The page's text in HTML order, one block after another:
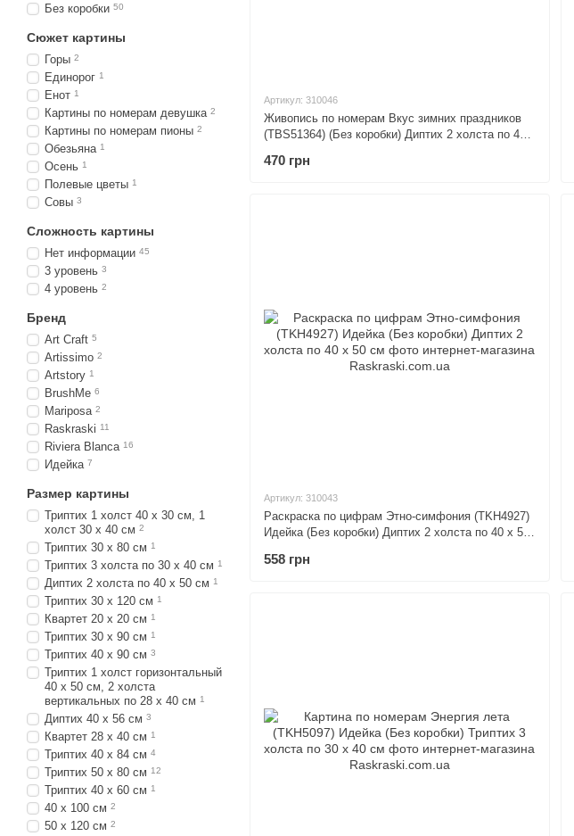
Артикул: 310046
Живопись по номерам Вкус зимних праздников
(TBS51364) (Без коробки) Диптих 2 холста по 40
470 грн
Артикул: 310043
Раскраска по цифрам Этно-симфония (TKH4927)
Идейка (Без коробки) Диптих 2 холста по 40 х 50
558 грн
Без коробки 50
Сюжет картины
Горы 2
Единорог 1
Енот 1
Картины по номерам девушка 2
Картины по номерам пионы 2
Обезьяна 1
Осень 1
Полевые цветы 1
Совы 3
Сложность картины
Нет информации 45
3 уровень 3
4 уровень 2
Бренд
Art Craft 5
Artissimo 2
Artstory 1
BrushMe 6
Mariposa 2
Raskraski 11
Riviera Blanca 16
Идейка 7
Размер картины
Триптих 1 холст 40 х 30 см, 1
холст 30 х 40 см 2
Триптих 30 х 80 см 1
Триптих 3 холста по 30 х 40 см 1
Диптих 2 холста по 40 х 50 см 1
Триптих 30 х 120 см 1
Квартет 20 х 20 см 1
Триптих 30 х 90 см 1
Триптих 40 х 90 см 3
Триптих 1 холст горизонтальный
40 х 50 см, 2 холста
вертикальных по 28 х 40 см 1
Диптих 40 х 56 см 3
Квартет 28 х 40 см 1
Триптих 40 х 84 см 4
Триптих 50 х 80 см 12
Триптих 40 х 60 см 1
40 х 100 см 2
50 х 120 см 2